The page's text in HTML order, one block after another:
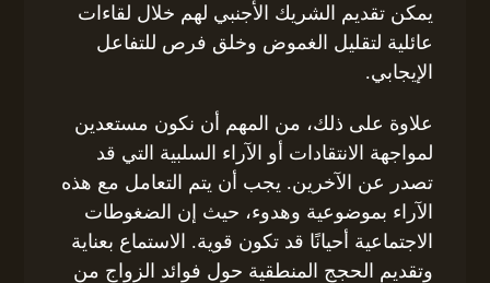
يمكن تقديم الشريك الأجنبي لهم خلال لقاءات
عائلية لتقليل الغموض وخلق فرص للتفاعل
الإيجابي.
علاوة على ذلك، من المهم أن نكون مستعدين
لمواجهة الانتقادات أو الآراء السلبية التي قد
تصدر عن الآخرين. يجب أن يتم التعامل مع هذه
الآراء بموضوعية وهدوء، حيث إن الضغوطات
الاجتماعية أحيانًا قد تكون قوية. الاستماع بعناية
وتقديم الحجج المنطقية حول فوائد الزواج من